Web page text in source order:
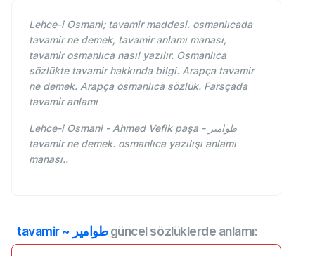
Lehce-i Osmani; tavamir maddesi. osmanlıcada
tavamir ne demek, tavamir anlamı manası,
tavamir osmanlıca nasıl yazılır. Osmanlıca
sözlükte tavamir hakkında bilgi. Arapça tavamir
ne demek. Arapça osmanlıca sözlük. Farsçada
tavamir anlamı
Lehce-i Osmani - Ahmed Vefik paşa - طوامير
tavamir ne demek. osmanlıca yazılışı anlamı
manası..
tavamir ~ طواميرgüncel sözlüklerde anlamı: